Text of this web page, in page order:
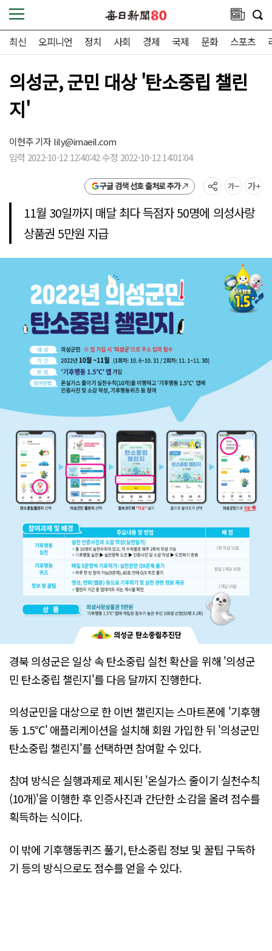
최신 오피니언 정치 사회 경제 국제 문화 스포츠
의성군, 군민 대상 '탄소중립 챌린
지'
이현주 기자lily@imaeil.com
입력 2022-10-12 12:40:42 수정 2022-10-12 14:01:04
구글 검색 선호 출처로 추가
11월 30일까지 매달 최다 득점자 50명에 의성사랑
상품권 5만원 지급
경북 의성군은 일상 속 탄소중립 실천 확산을 위해 '의성군
민 탄소중립 챌린지'를 다음 달까지 진행한다.
의성군민을 대상으로 한 이번 챌린지는 스마트폰에 '기후행
동 1.5℃' 애플리케이션을 설치해 회원 가입한 뒤 '의성군민
탄소중립 챌린지'를 선택하면 참여할 수 있다.
참여 방식은 실행과제로 제시된 '온실가스 줄이기 실천수칙
(10개)'을 이행한 후 인증사진과 간단한 소감을 올려 점수를
획득하는 식이다.
이 밖에 기후행동퀴즈 풀기, 탄소중립 정보 및 꿀팁 구독하
기 등의 방식으로도 점수를 얻을 수 있다.